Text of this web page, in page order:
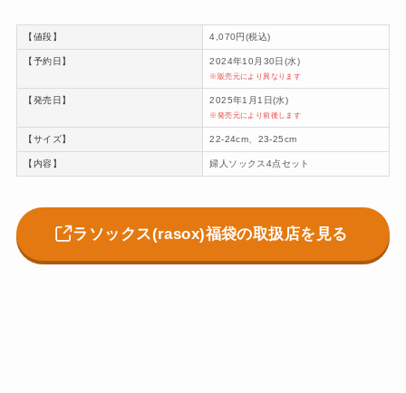
【値段】 4,070円(税込)
【予約日】 2024年10月30日(水)
※販売元により異なります
【発売日】 2025年1月1日(水)
※発売元により前後します
【サイズ】 22-24cm、23-25cm
【内容】 婦人ソックス4点セット
ラソックス(rasox)福袋の取扱店を見る